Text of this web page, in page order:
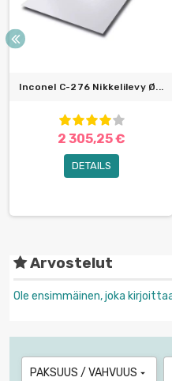
Inconel C-276 Nikkelilevy Ø...
2 305,25 €
DETAILS
Arvostelut
Ole ensimmäinen, joka
PAKSUUS / VAHVUUS 